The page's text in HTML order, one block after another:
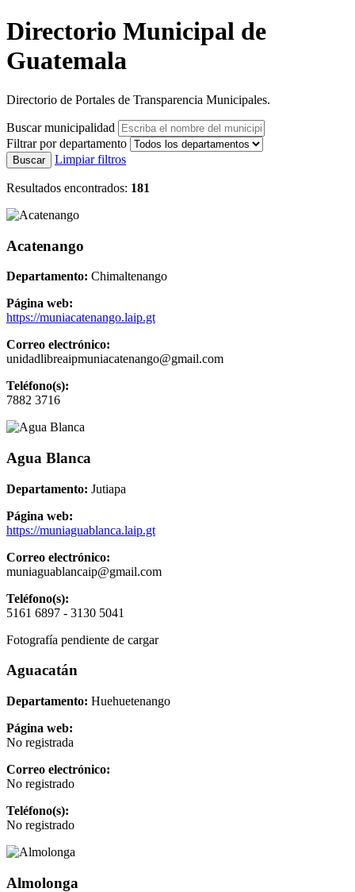
Directorio Municipal de
Guatemala
Directorio de Portales de Transparencia Municipales.
Buscar municipalidad
Filtrar por departamento
Buscar Limpiar filtros
Resultados encontrados: 181
Acatenango
Departamento: Chimaltenango
Página web:
https://muniacatenango.laip.gt
Correo electrónico:
unidadlibreaipmuniacatenango@gmail.com
Teléfono(s):
7882 3716
Agua Blanca
Departamento: Jutiapa
Página web:
https://muniaguablanca.laip.gt
Correo electrónico:
muniaguablancaip@gmail.com
Teléfono(s):
5161 6897 - 3130 5041
Fotografía pendiente de cargar
Aguacatán
Departamento: Huehuetenango
Página web:
No registrada
Correo electrónico:
No registrado
Teléfono(s):
No registrado
Almolonga